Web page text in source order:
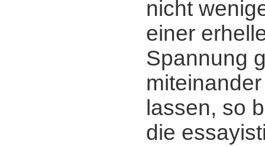
nicht
einer
Spannung
lassen, so
die